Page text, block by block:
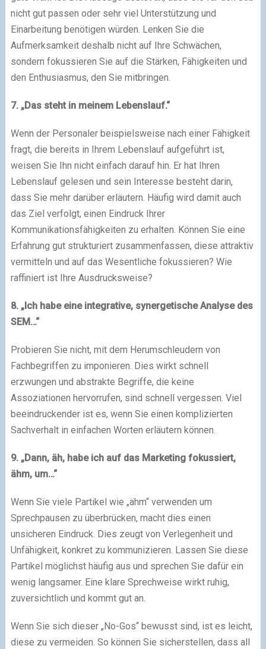
nicht gut passen oder sehr viel Unterstützung und
Einarbeitung benötigen würden. Lenken Sie die
Aufmerksamkeit deshalb nicht auf Ihre Schwächen,
sondern fokussieren Sie auf die Stärken, Fähigkeiten und
den Enthusiasmus, den Sie mitbringen.
7. „Das steht in meinem Lebenslauf.“
Wenn der Personaler beispielsweise nach einer Fähigkeit
fragt, die bereits in Ihrem Lebenslauf aufgeführt ist,
weisen Sie Ihn nicht einfach darauf hin. Er hat Ihren
Lebenslauf gelesen und sein Interesse besteht darin,
dass Sie mehr darüber erläutern. Häufig wird damit auch
das Ziel verfolgt, einen Eindruck Ihrer
Kommunikationsfähigkeiten zu erhalten. Können Sie eine
Erfahrung gut strukturiert zusammenfassen, diese attraktiv
vermitteln und auf das Wesentliche fokussieren? Wie
raffiniert ist Ihre Ausdrucksweise?
8. „Ich habe eine integrative, synergetische Analyse des
SEM…“
Probieren Sie nicht, mit dem Herumschleudern von
Fachbegriffen zu imponieren. Dies wirkt schnell
erzwungen und abstrakte Begriffe, die keine
Assoziationen hervorrufen, sind schnell vergessen. Viel
beeindruckender ist es, wenn Sie einen komplizierten
Sachverhalt in einfachen Worten erläutern können.
9. „Dann, äh, habe ich auf das Marketing fokussiert,
ähm, um…“
Wenn Sie viele Partikel wie „ähm“ verwenden um
Sprechpausen zu überbrücken, macht dies einen
unsicheren Eindruck. Dies zeugt von Verlegenheit und
Unfähigkeit, konkret zu kommunizieren. Lassen Sie diese
Partikel möglichst häufig aus und sprechen Sie dafür ein
wenig langsamer. Eine klare Sprechweise wirkt ruhig,
zuversichtlich und kommt gut an.
Wenn Sie sich dieser „No-Gos“ bewusst sind, ist es leicht,
diese zu vermeiden. So können Sie sicherstellen, dass all